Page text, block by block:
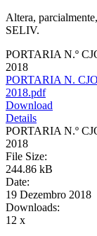
Altera,
SELIV.
PORTARIA N.º
2018
PORTARIA N.
2018.pdf
Download
Details
PORTARIA N.º
2018
File Size:
244.86 kB
Date:
19 Dezembro 2018
Downloads:
12 x